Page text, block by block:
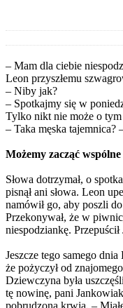
– Mam dla ciebie
Leon przyszłemu
– Niby jak?
– Spotkajmy się w
Tylko nikt nie może o
– Taka męska tajemnica?
Możemy zacząć wspólne
Słowa dotrzymał, o
pisnął ani słowa. Leon
namówił go, aby poszli
Przekonywał, że w
niespodziankę.
Jeszcze tego samego
że pożyczył od
Dziewczyna była
tę nowinę, pani
pobrudzoną krwią. –